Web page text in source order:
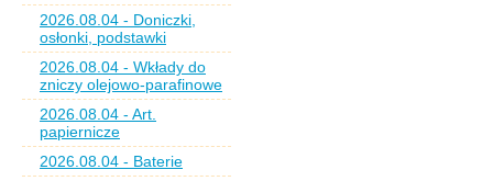
2026.08.04 - Doniczki,
osłonki, podstawki
2026.08.04 - Wkłady do
zniczy olejowo-parafinowe
2026.08.04 - Art.
papiernicze
2026.08.04 - Baterie